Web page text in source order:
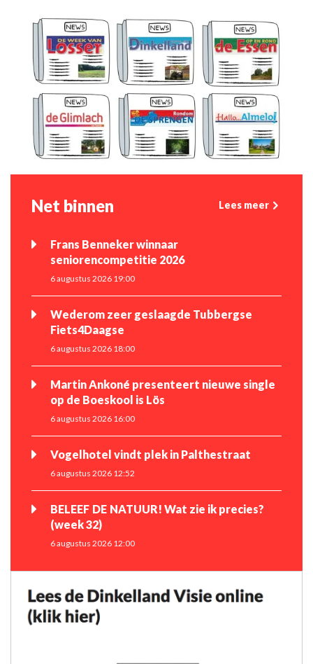
Net binnen Lees meer
Frans Benneker winnaar
seniorencompetitie 2026
6 augustus 2026 19:00
Wederom zeer geslaagde Tubbergse
Fiets4Daagse
6 augustus 2026 18:00
Martin Ankoné presenteert nieuwe single
op de Boeskool is Lös
6 augustus 2026 16:00
Vogelhotel vindt plek in Palthestraat
6 augustus 2026 12:52
BELEEF DE NATUUR! Wat zie ik precies?
(week 32)
6 augustus 2026 12:00